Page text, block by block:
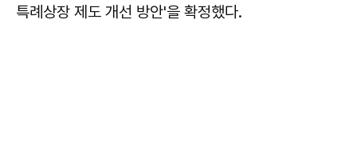
특례상장 제도 개선 방안'을 확정했다.